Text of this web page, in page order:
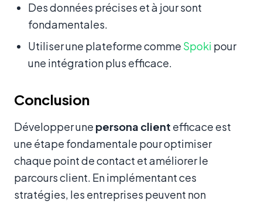
Des données précises et à jour sont
fondamentales.
Utiliser une plateforme comme Spoki pour
une intégration plus efficace.
Conclusion
Développer une persona client efficace est
une étape fondamentale pour optimiser
chaque point de contact et améliorer le
parcours client. En implémentant ces
stratégies, les entreprises peuvent non